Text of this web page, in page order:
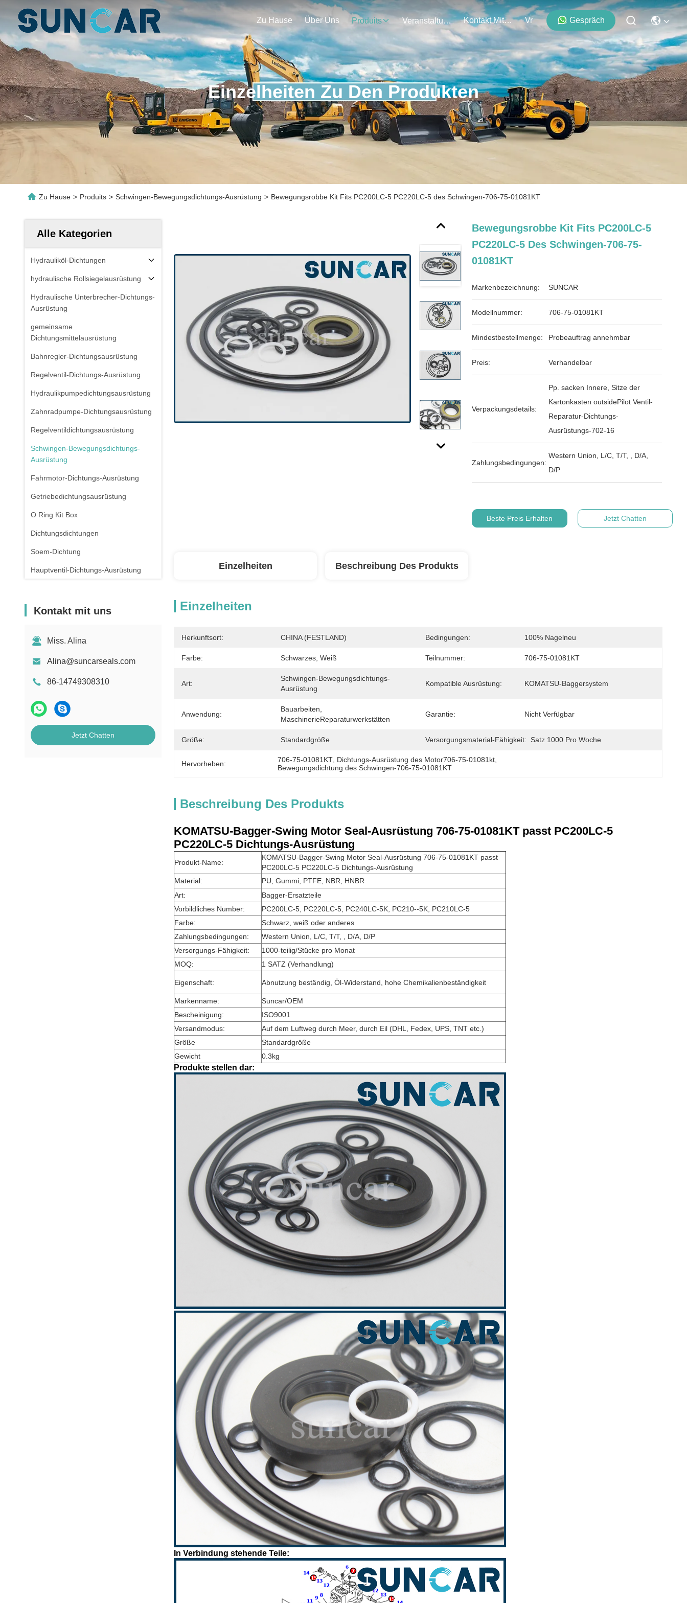
Zu Hause Über Uns Produits Veranstaltungen Kontakt Mit Uns Vr Gespräch
Einzelheiten Zu Den Produkten
Zu Hause > Produits > Schwingen-Bewegungsdichtungs-Ausrüstung > Bewegungsrobbe Kit Fits PC200LC-5 PC220LC-5 des Schwingen-706-75-01081KT
Alle Kategorien
Hydrauliköl-Dichtungen
hydraulische Rollsiegelausrüstung
Hydraulische Unterbrecher-Dichtungs-
Ausrüstung
gemeinsame
Dichtungsmittelausrüstung
Bahnregler-Dichtungsausrüstung
Regelventil-Dichtungs-Ausrüstung
Hydraulikpumpedichtungsausrüstung
Zahnradpumpe-Dichtungsausrüstung
Regelventildichtungsausrüstung
Schwingen-Bewegungsdichtungs-
Ausrüstung
Fahrmotor-Dichtungs-Ausrüstung
Getriebedichtungsausrüstung
O Ring Kit Box
Dichtungsdichtungen
Soem-Dichtung
Hauptventil-Dichtungs-Ausrüstung
Kontakt mit uns
Miss. Alina
Alina@suncarseals.com
86-14749308310
Jetzt Chatten
Bewegungsrobbe Kit Fits PC200LC-5
PC220LC-5 Des Schwingen-706-75-
01081KT
Markenbezeichnung: SUNCAR
Modellnummer: 706-75-01081KT
Mindestbestellmenge: Probeauftrag annehmbar
Preis: Verhandelbar
Verpackungsdetails:
Pp. sacken Innere, Sitze der
Kartonkasten outsidePilot Ventil-
Reparatur-Dichtungs-
Ausrüstungs-702-16
Zahlungsbedingungen:
Western Union, L/C, T/T, , D/A,
D/P
Beste Preis Erhalten Jetzt Chatten
Einzelheiten Beschreibung Des Produkts
Einzelheiten
Herkunftsort: CHINA (FESTLAND) Bedingungen: 100% Nagelneu
Farbe: Schwarzes, Weiß Teilnummer: 706-75-01081KT
Art:
Schwingen-Bewegungsdichtungs-
Ausrüstung
Kompatible Ausrüstung: KOMATSU-Baggersystem
Anwendung:
Bauarbeiten,
MaschinerieReparaturwerkstätten
Garantie: Nicht Verfügbar
Größe: Standardgröße Versorgungsmaterial-Fähigkeit: Satz 1000 Pro Woche
Hervorheben: 706-75-01081KT Dichtungs-Ausrüstung des Motor706-75-01081kt
Bewegungsdichtung des Schwingen-706-75-01081KT
Beschreibung Des Produkts
KOMATSU-Bagger-Swing Motor Seal-Ausrüstung 706-75-01081KT passt PC200LC-5
PC220LC-5 Dichtungs-Ausrüstung
Produkt-Name:
KOMATSU-Bagger-Swing Motor Seal-Ausrüstung 706-75-01081KT passt
PC200LC-5 PC220LC-5 Dichtungs-Ausrüstung
Material:
PU, Gummi, PTFE, NBR, HNBR
Art:
Bagger-Ersatzteile
Vorbildliches Number:
PC200LC-5, PC220LC-5, PC240LC-5K, PC210--5K, PC210LC-5
Farbe:
Schwarz, weiß oder anderes
Zahlungsbedingungen:
Western Union, L/C, T/T, , D/A, D/P
Versorgungs-Fähigkeit:
1000-teilig/Stücke pro Monat
MOQ:
1 SATZ (Verhandlung)
Eigenschaft: Abnutzung beständig, Öl-Widerstand, hohe Chemikalienbeständigkeit
Markenname:
Suncar/OEM
Bescheinigung:
ISO9001
Versandmodus:
Auf dem Luftweg durch Meer, durch Eil (DHL, Fedex, UPS, TNT etc.)
Größe
Standardgröße
Gewicht
0.3kg
Produkte stellen dar:
In Verbindung stehende Teile: